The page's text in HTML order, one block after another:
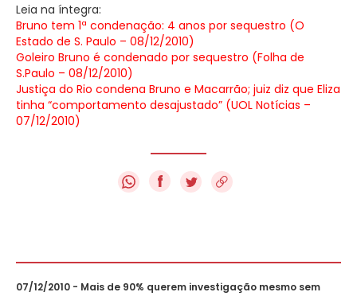
Leia na íntegra:
Bruno tem 1ª condenação: 4 anos por sequestro (O
Estado de S. Paulo – 08/12/2010)
Goleiro Bruno é condenado por sequestro (Folha de
S.Paulo – 08/12/2010)
Justiça do Rio condena Bruno e Macarrão; juiz diz que Eliza
tinha “comportamento desajustado” (UOL Notícias –
07/12/2010)
f
07/12/2010 - Mais de 90% querem investigação mesmo sem